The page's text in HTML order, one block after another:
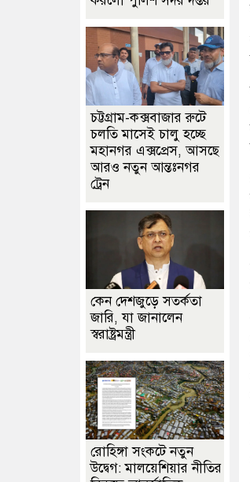
চট্টগ্রাম-কক্সবাজার রুটে
চলতি মাসেই চালু হচ্ছে
মহানগর এক্সপ্রেস, আসছে
আরও নতুন আন্তঃনগর
ট্রেন
কেন দেশজুড়ে সতর্কতা
জারি, যা জানালেন
স্বরাষ্ট্রমন্ত্রী
রোহিঙ্গা সংকটে নতুন
উদ্বেগ: মালয়েশিয়ার নীতির